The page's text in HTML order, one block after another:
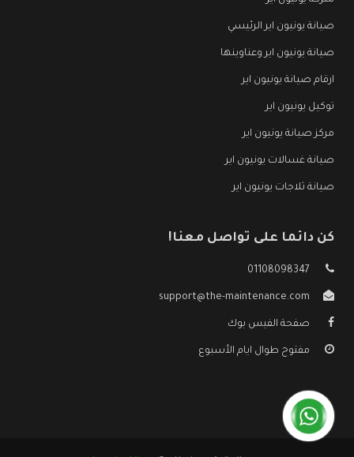
صيانة يونيون اير الرئيسي
صيانة يونيون اير وعناوينها
ارقام صيانة يونيون اير
توكيل يونيون اير
مركز صيانة يونيون اير
صيانة غسالات يونيون اير
صيانة ثلاجات يونيون اير
كن دائما على تواصل معنا!
01108098347
support@the-maintenance.com
صفحة الفيس بوك
مفتوح طوال ايام الأسبوع